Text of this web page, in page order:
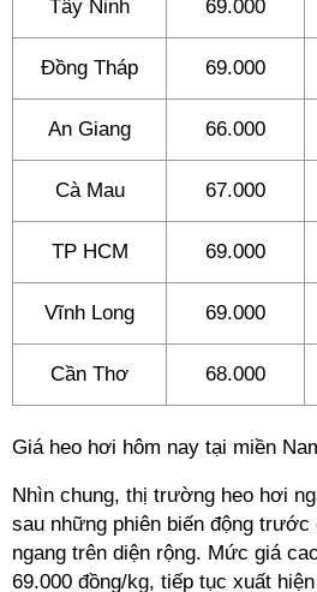
Tây Ninh 69.000
Đồng Tháp 69.000
An Giang 66.000
Cà Mau 67.000
TP HCM 69.000
Vĩnh Long 69.000
Cần Thơ 68.000
Giá heo hơi hôm nay tại miền
Nhìn chung, thị trường heo hơi
sau những phiên biến động
ngang trên diện rộng. Mức giá
69.000 đồng/kg, tiếp tục xuất